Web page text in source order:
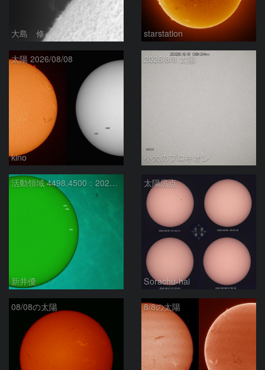
大島 修 starstation
太陽 2026/08/08
kino
2026/8/8 太陽
小犬のプロキオン
活動領域 4498,4500：2026/08/08
新井優
太陽黒点
Sorachu-hai
08/08の太陽 8/8の太陽